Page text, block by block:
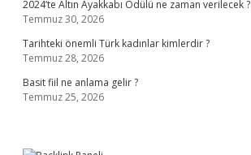
2024’te Altın Ayakkabı Ödülü ne zaman verilecek ?
Temmuz 30, 2026
Tarihteki önemli Türk kadınlar kimlerdir ?
Temmuz 28, 2026
Basit fiil ne anlama gelir ?
Temmuz 25, 2026